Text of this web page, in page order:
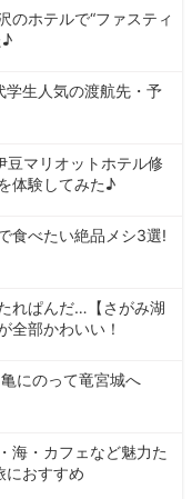
のホテルで“ファスティ
♪
学生人気の渡航先・予
豆マリオットホテル修
体験してみた♪
食べたい絶品メシ3選!
れぱんだ…【さがみ湖
全部かわいい！
にのって竜宮城へ
海・カフェなど魅力た
におすすめ